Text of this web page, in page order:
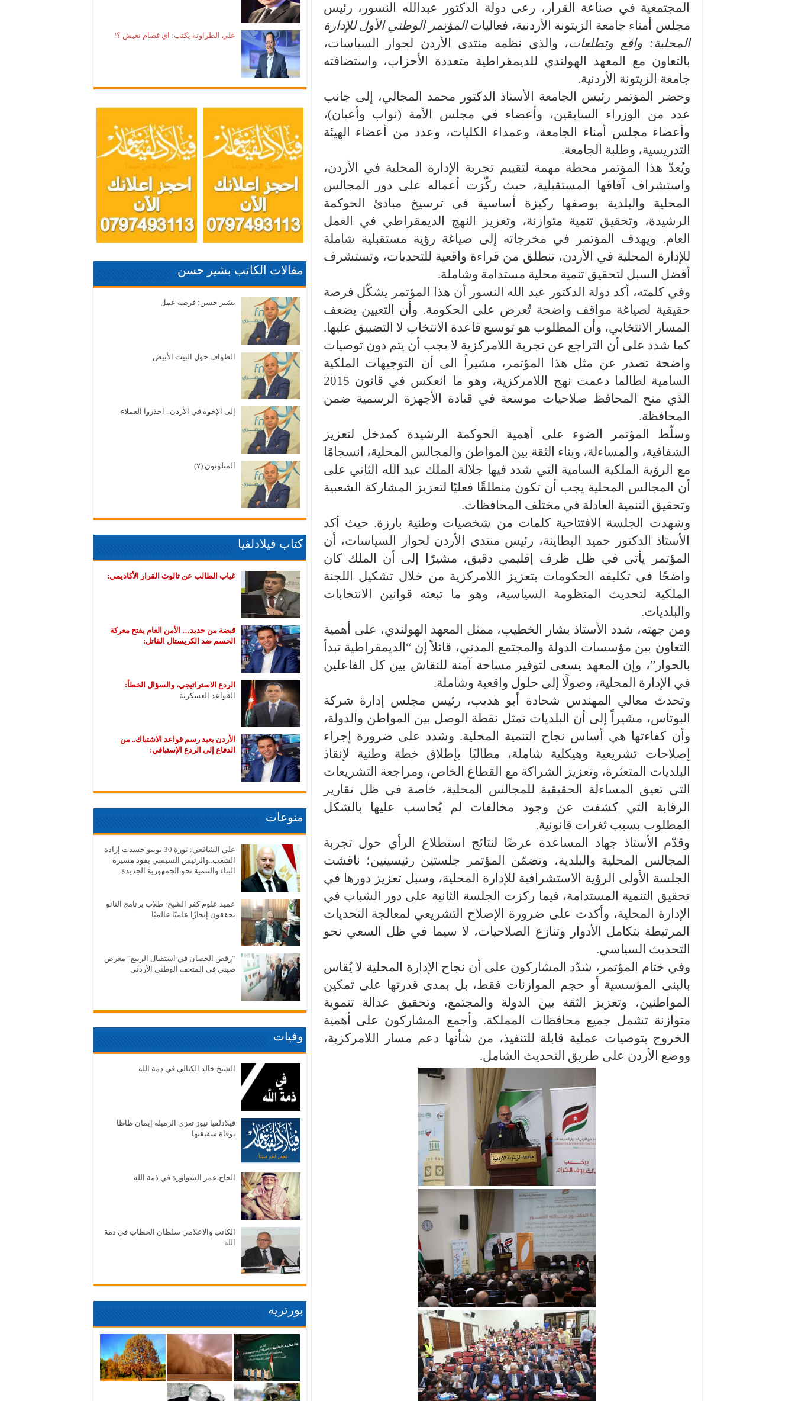
المجتمعية في صناعة القرار، رعى دولة الدكتور عبدالله النسور، رئيس
مجلس أمناء جامعة الزيتونة الأردنية، فعالياتالمؤتمر الوطني الأول للإدارة
المحلية: واقع وتطلعات، والذي نظمه منتدى الأردن لحوار السياسات،
بالتعاون مع المعهد الهولندي للديمقراطية متعددة الأحزاب، واستضافته
جامعة الزيتونة الأردنية.
وحضر المؤتمر رئيس الجامعة الأستاذ الدكتور محمد المجالي، إلى جانب
عدد من الوزراء السابقين، وأعضاء في مجلس الأمة (نواب وأعيان)،
وأعضاء مجلس أمناء الجامعة، وعمداء الكليات، وعدد من أعضاء الهيئة
التدريسية، وطلبة الجامعة.
ويُعدّ هذا المؤتمر محطة مهمة لتقييم تجربة الإدارة المحلية في الأردن،
واستشراف آفاقها المستقبلية، حيث ركّزت أعماله على دور المجالس
المحلية والبلدية بوصفها ركيزة أساسية في ترسيخ مبادئ الحوكمة
الرشيدة، وتحقيق تنمية متوازنة، وتعزيز النهج الديمقراطي في العمل
العام. ويهدف المؤتمر في مخرجاته إلى صياغة رؤية مستقبلية شاملة
للإدارة المحلية في الأردن، تنطلق من قراءة واقعية للتحديات، وتستشرف
أفضل السبل لتحقيق تنمية محلية مستدامة وشاملة.
وفي كلمته، أكد دولة الدكتور عبد الله النسور أن هذا المؤتمر يشكّل فرصة
حقيقية لصياغة مواقف واضحة تُعرض على الحكومة. وأن التعيين يضعف
المسار الانتخابي، وأن المطلوب هو توسيع قاعدة الانتخاب لا التضييق عليها.
كما شدد على أن التراجع عن تجربة اللامركزية لا يجب أن يتم دون توصيات
واضحة تصدر عن مثل هذا المؤتمر، مشيراً الى أن التوجيهات الملكية
السامية لطالما دعمت نهج اللامركزية، وهو ما انعكس في قانون 2015
الذي منح المحافظ صلاحيات موسعة في قيادة الأجهزة الرسمية ضمن
المحافظة.
وسلّط المؤتمر الضوء على أهمية الحوكمة الرشيدة كمدخل لتعزيز
الشفافية، والمساءلة، وبناء الثقة بين المواطن والمجالس المحلية، انسجامًا
مع الرؤية الملكية السامية التي شدد فيها جلالة الملك عبد الله الثاني على
أن المجالس المحلية يجب أن تكون منطلقًا فعليًا لتعزيز المشاركة الشعبية
وتحقيق التنمية العادلة في مختلف المحافظات.
وشهدت الجلسة الافتتاحية كلمات من شخصيات وطنية بارزة. حيث أكد
الأستاذ الدكتور حميد البطاينة، رئيس منتدى الأردن لحوار السياسات، أن
المؤتمر يأتي في ظل ظرف إقليمي دقيق، مشيرًا إلى أن الملك كان
واضحًا في تكليفه الحكومات بتعزيز اللامركزية من خلال تشكيل اللجنة
الملكية لتحديث المنظومة السياسية، وهو ما تبعته قوانين الانتخابات
والبلديات.
ومن جهته، شدد الأستاذ بشار الخطيب، ممثل المعهد الهولندي، على أهمية
التعاون بين مؤسسات الدولة والمجتمع المدني، قائلاً إن “الديمقراطية تبدأ
بالحوار”، وإن المعهد يسعى لتوفير مساحة آمنة للنقاش بين كل الفاعلين
في الإدارة المحلية، وصولًا إلى حلول واقعية وشاملة.
وتحدث معالي المهندس شحادة أبو هديب، رئيس مجلس إدارة شركة
البوتاس، مشيراً إلى أن البلديات تمثل نقطة الوصل بين المواطن والدولة،
وأن كفاءتها هي أساس نجاح التنمية المحلية. وشدد على ضرورة إجراء
إصلاحات تشريعية وهيكلية شاملة، مطالبًا بإطلاق خطة وطنية لإنقاذ
البلديات المتعثرة، وتعزيز الشراكة مع القطاع الخاص، ومراجعة التشريعات
التي تعيق المساءلة الحقيقية للمجالس المحلية، خاصة في ظل تقارير
الرقابة التي كشفت عن وجود مخالفات لم يُحاسب عليها بالشكل
المطلوب بسبب ثغرات قانونية.
وقدّم الأستاذ جهاد المساعدة عرضًا لنتائج استطلاع الرأي حول تجربة
المجالس المحلية والبلدية، وتضمّن المؤتمر جلستين رئيسيتين؛ ناقشت
الجلسة الأولى الرؤية الاستشرافية للإدارة المحلية، وسبل تعزيز دورها في
تحقيق التنمية المستدامة، فيما ركزت الجلسة الثانية على دور الشباب في
الإدارة المحلية، وأكدت على ضرورة الإصلاح التشريعي لمعالجة التحديات
المرتبطة بتكامل الأدوار وتنازع الصلاحيات، لا سيما في ظل السعي نحو
التحديث السياسي.
وفي ختام المؤتمر، شدّد المشاركون على أن نجاح الإدارة المحلية لا يُقاس
بالبنى المؤسسية أو حجم الموازنات فقط، بل بمدى قدرتها على تمكين
المواطنين، وتعزيز الثقة بين الدولة والمجتمع، وتحقيق عدالة تنموية
متوازنة تشمل جميع محافظات المملكة. وأجمع المشاركون على أهمية
الخروج بتوصيات عملية قابلة للتنفيذ، من شأنها دعم مسار اللامركزية،
ووضع الأردن على طريق التحديث الشامل.
علي الطراونة يكتب: اي فصام نعيش ؟!
مقالات الكاتب بشير حسن
بشير حسن: فرصة عمل
الطواف حول البيت الأبيض
إلى الإخوة في الأردن.. احذروا العملاء
المتلونون (٧)
كتاب فيلادلفيا
غياب الطالب عن ثالوث القرار الأكاديمي:
قبضة من حديد… الأمن العام يفتح معركة
الحسم ضد الكريستال القاتل:
الردع الاستراتيجي، والسؤال الخطأ:
القواعد العسكرية
الأردن يعيد رسم قواعد الاشتباك.. من
الدفاع إلى الردع الإستباقي:
منوعات
علي الشافعي: ثورة 30 يونيو جسدت إرادة
الشعب..والرئيس السيسي يقود مسيرة
البناء والتنمية نحو الجمهورية الجديدة
عميد علوم كفر الشيخ: طلاب برنامج النانو
يحققون إنجازًا علميًا عالميًا
“رقص الحصان في استقبال الربيع” معرض
صيني في المتحف الوطني الأردني
وفيات
الشيخ خالد الكيالي في ذمة الله
فيلادلفيا نيوز تعزي الزميلة إيمان ظاظا
بوفاة شقيقتها
الحاج عمر الشواورة في ذمة الله
الكاتب والاعلامي سلطان الحطاب في ذمة
الله
بورتريه